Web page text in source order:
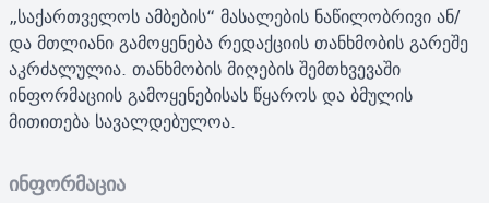
„საქართველოს ამბების“ მასალების ნაწილობრივი ან/
და მთლიანი გამოყენება რედაქციის თანხმობის გარეშე
აკრძალულია. თანხმობის მიღების შემთხვევაში
ინფორმაციის გამოყენებისას წყაროს და ბმულის
მითითება სავალდებულოა.
ინფორმაცია